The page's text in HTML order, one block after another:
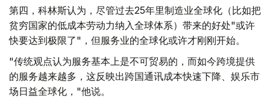
第四，科林斯认为，尽管过去25年里制造业全球化（比如把
贫穷国家的低成本劳动力纳入全球体系）带来的好处"或许
快要达到极限了"，但服务业的全球化或许才刚刚开始。
"传统观点认为服务基本上是不可贸易的，而如今跨境提供
的服务越来越多，这反映出跨国通讯成本快速下降、娱乐市
场日益全球化，"他说。